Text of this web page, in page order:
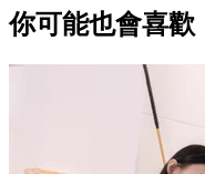
你可能也會喜歡